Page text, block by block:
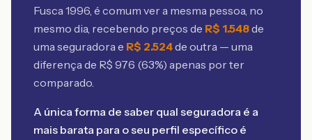
Fusca 1996, é comum ver a mesma pessoa, no
mesmo dia, recebendo preços de R$ 1.548de
uma seguradora e R$ 2.524de outra — uma
diferença de R$ 976 (63%) apenas por ter
comparado.
A única forma de saber qual seguradora é a
mais barata para o seu perfil específico é